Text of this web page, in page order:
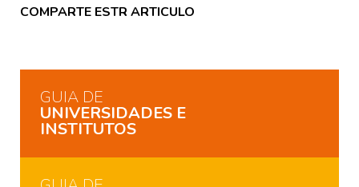
COMPARTE ESTR ARTICULO
GUIA DE
UNIVERSIDADES E
INSTITUTOS